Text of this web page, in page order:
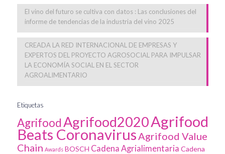
El vino del futuro se cultiva con datos : Las conclusiones del
informe de tendencias de la industria del vino 2025
CREADA LA RED INTERNACIONAL DE EMPRESAS Y
EXPERTOS DEL PROYECTO AGROSOCIAL PARA IMPULSAR
LA ECONOMÍA SOCIAL EN EL SECTOR
AGROALIMENTARIO
Etiquetas
AgrifoodAgrifood2020Agrifood
Beats CoronavirusAgrifood Value
Chain Awards BOSCH Cadena Agrialimentaria Cadena